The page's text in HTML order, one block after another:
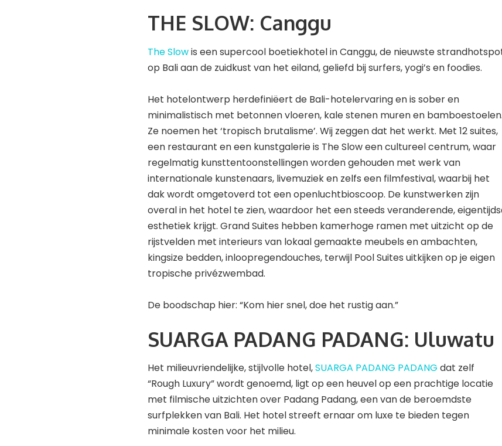
THE SLOW: Canggu
The Slowis een supercool boetiekhotel in Canggu, de nieuwste
op Bali aan de zuidkust van het eiland, geliefd bij surfers, yogi’s en foodies.
Het hotelontwerp herdefiniëert de Bali-hotelervaring en is sober en
minimalistisch met betonnen vloeren, kale stenen muren en bamboestoelen.
Ze noemen het ‘tropisch brutalisme’. Wij zeggen dat het werkt. Met 12 suites,
een restaurant en een kunstgalerie is The Slow een cultureel centrum, waar
regelmatig kunsttentoonstellingen worden gehouden met werk van
internationale kunstenaars, livemuziek en zelfs een filmfestival, waarbij het
dak wordt omgetoverd tot een openluchtbioscoop. De kunstwerken zijn
overal in het hotel te zien, waardoor het een steeds veranderende,
esthetiek krijgt. Grand Suites hebben kamerhoge ramen met uitzicht op de
rijstvelden met interieurs van lokaal gemaakte meubels en ambachten,
kingsize bedden, inloopregendouches, terwijl Pool Suites uitkijken op je eigen
tropische privézwembad.
De boodschap hier: “Kom hier snel, doe het rustig aan.”
SUARGA PADANG PADANG: Uluwatu
Het milieuvriendelijke, stijlvolle hotel,SUARGA PADANG PADANG dat zelf
“Rough Luxury” wordt genoemd, ligt op een heuvel op een prachtige locatie
met filmische uitzichten over Padang Padang, een van de beroemdste
surfplekken van Bali. Het hotel streeft ernaar om luxe te bieden tegen
minimale kosten voor het milieu.